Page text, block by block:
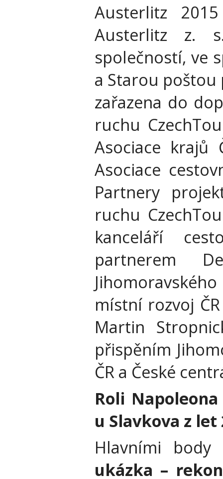
Austerlitz
Austerlitz z.
společností, ve
a Starou poštou
zařazena do
ruchu
Asociace krajů
Asociace
Partnery
ruchu
kanceláří
partnerem
místní rozvoj
Martin
přispěním
ČR a České
Roli
u Slavkova z let
Hlavními
ukázka –